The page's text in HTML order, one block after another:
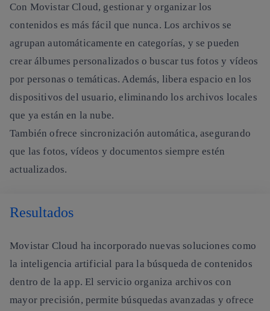
Con Movistar Cloud, gestionar y organizar los
contenidos es más fácil que nunca. Los archivos se
agrupan automáticamente en categorías, y se pueden
crear álbumes personalizados o buscar tus fotos y vídeos
por personas o temáticas. Además, libera espacio en los
dispositivos del usuario, eliminando los archivos locales
que ya están en la nube.
También ofrece sincronización automática, asegurando
que las fotos, vídeos y documentos siempre estén
actualizados.
Resultados
Movistar Cloud ha incorporado nuevas soluciones como
la inteligencia artificial para la búsqueda de contenidos
dentro de la app. El servicio organiza archivos con
mayor precisión, permite búsquedas avanzadas y ofrece